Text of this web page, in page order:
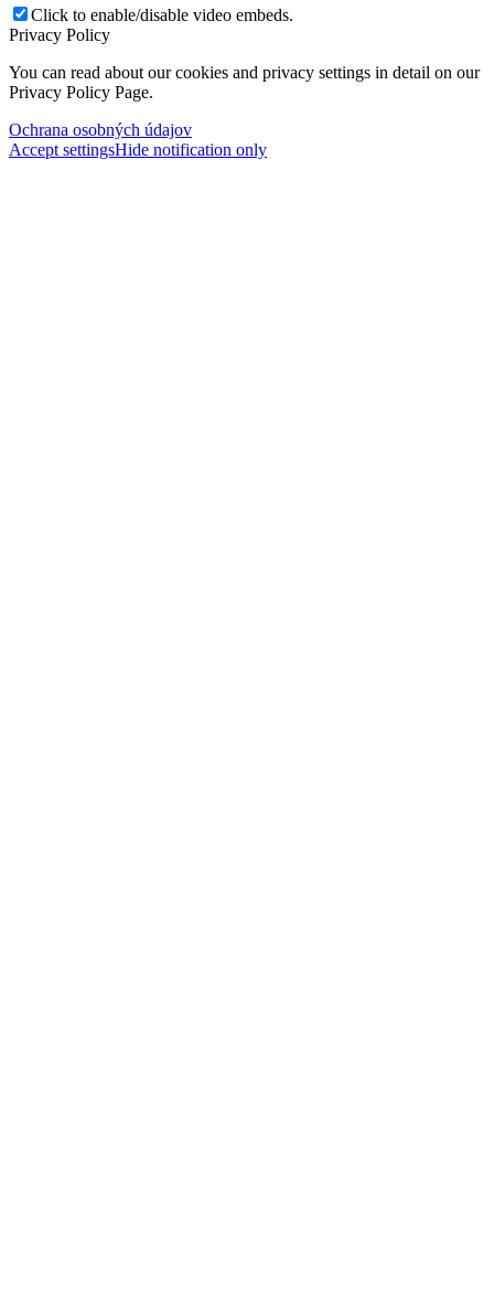
Click to enable/disable video embeds.
Privacy Policy
You can read about our cookies and privacy settings in detail on our
Privacy Policy Page.
Ochrana osobných údajov
Accept settingsHide notification only